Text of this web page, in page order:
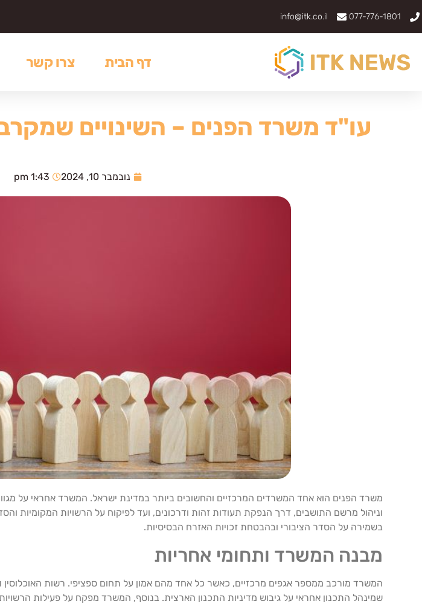
077-776-1801
info@itk.co.il
דף הבית צרו קשר
עו"ד משרד הפנים – השינויים
נובמבר 10, 2024 1:43 pm
משרד הפנים הוא אחד המשרדים המרכזיים והחשובים ביותר במדינת ישראל. המשרד אחראי על
וניהול מרשם התושבים, דרך הנפקת תעודות זהות ודרכונים, ועד לפיקוח על הרשויות המקומיות
בשמירה על הסדר הציבורי ובהבטחת זכויות האזרח הבסיסיות.
מבנה המשרד ותחומי אחריות
המשרד מורכב ממספר אגפים מרכזיים, כאשר כל אחד מהם אמון על תחום ספציפי. רשות
שמינהל התכנון אחראי על גיבוש מדיניות התכנון הארצית. בנוסף, המשרד מפקח על פעילות